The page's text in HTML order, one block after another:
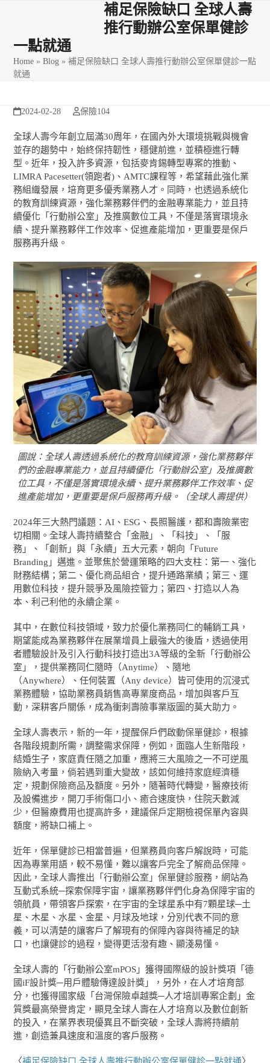
menu
menu
補足保險缺口 全球人壽
推行動辦公室保單健診
一點就通
Home »Blog »補足保險缺口 全球人壽推行動辦公室保單健診一點
就通
2024-02-28 保險104
全球人壽今年創立屆滿30周年，在國內外大環境挑戰與機會
並存的趨勢中，始終保持韌性，穩健前進，並積極進行轉
型。近年，投入許多資源，包括麥肯錫轉型專案的推動、
LIMRA Pacesetter(領跑者)、AMTC課程等，希望藉此強化業
務組織發展，培育更多優秀業務人才。同時，也透過系統化
的教育訓練資源，強化業務夥伴們的金融專業能力，並且持
續優化「行動辦公室」及推廣數位工具，不僅是落實環境永
續、提升業務夥伴工作效率、促進產能增加，更重要是保戶
服務再升級。
圖說：全球人壽透過系統化的教育訓練資源，強化業務夥伴
們的金融專業能力，並且持續優化「行動辦公室」及推廣數
位工具，不僅是落實環境永續、提升業務夥伴工作效率、促
進產能增加，更重要是保戶服務再升級。（全球人壽提供）
2024年三大熱門議題：AI、ESG、長照醫護，都和壽險業密
切相關。全球人壽持續整合「金融」、「科技」、「服
務」、「創新」與「永續」五大元素，朝向「Future
Branding」邁進。並聚焦於營運策略的四大支柱：第一、強化
財務結構；第二、優化商品組合，提升通路業績；第三、運
用數位科技，提升競爭及風險控管力；第四、打造以人為
本、利己利他的永續企業。
其中，在數位科技領域，致力於優化業務同仁的輔銷工具，
期望能成為業務夥伴在展業增員上最強大的後盾，透過使用
者體驗設計及引入行動科技打造出3A等級的全新「行動辦公
室」，提供業務同仁隨時（Anytime）、隨地
（Anywhere）、任何裝置（Any device）皆可使用的沉浸式
業務體驗，協助業務員銷售高專業度商品，增加與客戶互
動，深耕客戶關係，成為衝刺壽險事業版圖的莫大助力。
全球人壽表示，新的一年，提醒保戶們啟動保單健診，根據
各階段規劃所需，調整需求保障，例如，面臨人生新階段，
結婚生子，家庭責任隨之加重，應將三大風險之一不可逆風
險納入考量，倘若遇到重大變故，該如何維持家庭經濟穩
定，規劃保險商品及額度。另外，隨著時代轉變，醫療技術
及設備進步，開刀手術傷口小、癒合速度快，住院天數減
少，但醫療費用也提高許多，建議保戶定期檢視保單內容與
額度，將缺口補上。
近年，保單健診已相當普遍，但業務員向客戶解說時，可能
因為專業用語，較不易懂，難以讓客戶完全了解商品保障。
因此，全球人壽推出「行動辦公室」保單健診服務，網站為
互動式系統─探索保障宇宙，讓業務夥伴們化身為保障宇宙的
領航員，帶領客戶探索，在宇宙的全球星系中有7顆星球─土
星、木星、水星、金星、月球及地球，分別代表不同的意
義，可以清楚的讓客戶了解現有的保障內容與待補足的缺
口，也讓健診的過程，變得更活潑有趣、顯淺易懂。
全球人壽的「行動辦公室mPOS」獲得國際級的設計獎項「德
國iF設計獎─用戶體驗傳達設計獎」，另外，在人才培育部
分，也獲得國家級「台灣保險卓越獎─人才培訓專案企劃」金
質獎最高榮譽肯定，顯見全球人壽在人才培育以及數位創新
的投入，在業界表現優異且不斷突破，全球人壽將持續前
進，創造兼具速度和溫度的客戶服務。